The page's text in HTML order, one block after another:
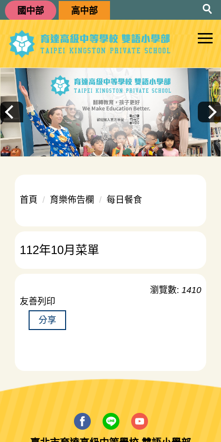
跳
到
主
要
內
容
國中部 高中部
首頁 育樂佈告欄 每日餐食
112年10月菜單
瀏覽數: 1410
友善列印
分享